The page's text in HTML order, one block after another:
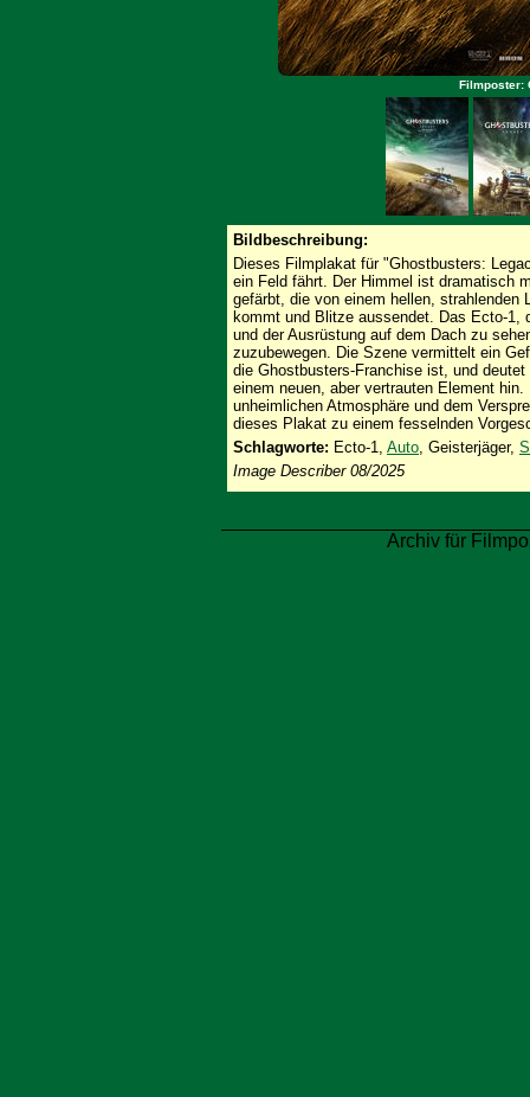
Filmposter:
Bildbeschreibung:
Dieses Filmplakat für "Ghostbusters:
ein Feld fährt. Der Himmel ist dramatisch
gefärbt, die von einem hellen, strahlenden
kommt und Blitze aussendet. Das Ecto-1,
und der Ausrüstung auf dem Dach zu
zuzubewegen. Die Szene vermittelt ein
die Ghostbusters-Franchise ist, und
einem neuen, aber vertrauten Element
unheimlichen Atmosphäre und dem
dieses Plakat zu einem fesselnden
Schlagworte: Ecto-1, Auto, Geisterjäger,
Image Describer 08/2025
Archiv für